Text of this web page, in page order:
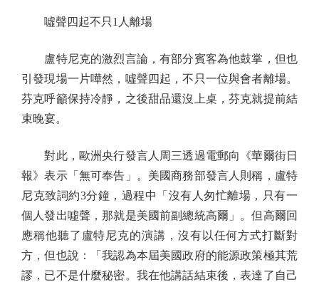
噓聲四起不只1人離場
盧特尼克的激烈言論，有部分賓客為他鼓掌，但也
引發現場一片嘩然，噓聲四起，不只一位與會者離場。
芬克呼籲保持冷靜，之後甜品還沒上桌，芬克就提前結
束晚宴。
對此，歐洲央行發言人周三透過電郵向《華爾街日
報》表示「無可奉告」。美國商務部發言人則稱，盧特
尼克致詞約3分鐘，過程中「沒有人匆忙離場，只有一
個人發出噓聲，那就是美國前副總統高爾」。但高爾回
應稱他聽了盧特尼克的演講，沒有以任何方式打斷對
方，但也說：「我認為本屆美國政府的能源政策極其荒
謬，已不是什麼秘密。我在他講話結束後，表達了自己